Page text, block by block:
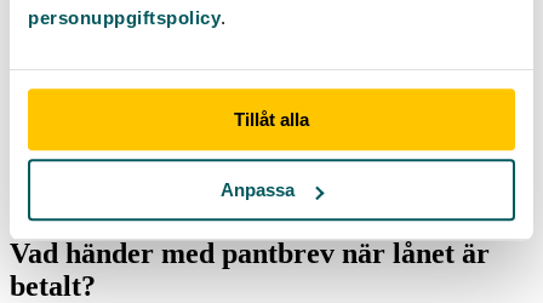
personuppgiftspolicy.
Tillåt alla
Anpassa
Lagfart och pantbrev är två ord som ofta nämns tillsammans,
att du äger fastigheten, och du ska registrera lagfarten hos
Lantmäteriet inom tre månader efter köpet. Lagfarten kostar också
pengar, 1,5 % av det du betalar för huset, plus en expeditionsavgift
Så lagfarten är beviset på att du äger fastigheten, medan pantbrevet
är bankens säkerhet för lånet på bostaden.
Vad händer med pantbrev när lånet är
betalt?